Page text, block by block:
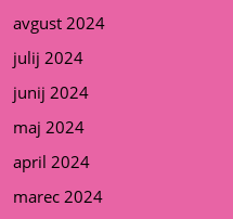
avgust 2024
julij 2024
junij 2024
maj 2024
april 2024
marec 2024